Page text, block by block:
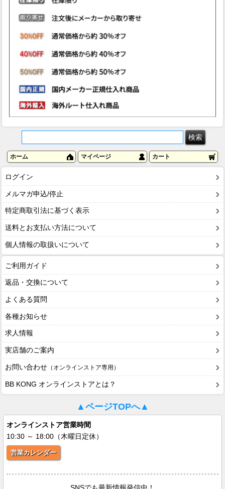
ホーム マイページ カート
ログイン
メルマガ申込/停止
特定商取引法に基づく表示
送料とお支払い方法について
個人情報の取扱いについて
ご利用ガイド
返品・交換について
よくある質問
各種お知らせ
求人情報
実店舗のご案内
お問い合わせ （オンラインストア専用）
BB KONG オンラインストアとは？
▲ページTOPへ▲
オンラインストア営業時間
10:30 ～ 18:00（木曜日定休）
営業カレンダー